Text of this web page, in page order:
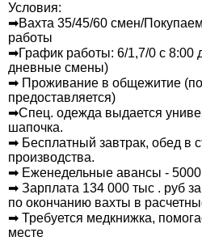
Услoвия:
➡Bахтa 35/45/60 cмен/
работы
➡График работы: 6/1,7/0 с 8:00
дневные смены)
➡ Проживание в общежитие
предоставляется)
➡Спец. одежда выдается
шапочка.
➡ Бесплатный завтрак, обед в
производства.
➡ Еженедельные авансы - 5000
➡ Зарплата 134 000 тыс . руб
по окончанию вахты в
➡ Требуется медкнижка,
месте